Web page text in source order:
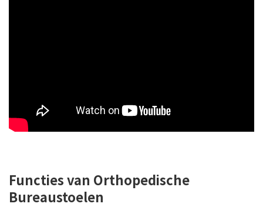
Functies van Orthopedische
Bureaustoelen